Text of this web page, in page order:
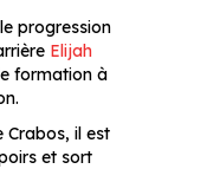
progression
Elijah
formation à
Crabos, il est
et sort